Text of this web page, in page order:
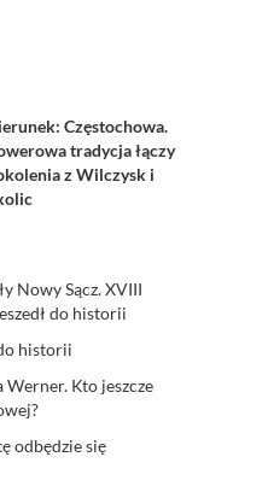
Częstochowa.
tradycja łączy
z Wilczysk i
Nowy Sącz. XVIII
do historii
historii
Werner. Kto jeszcze
odbędzie się